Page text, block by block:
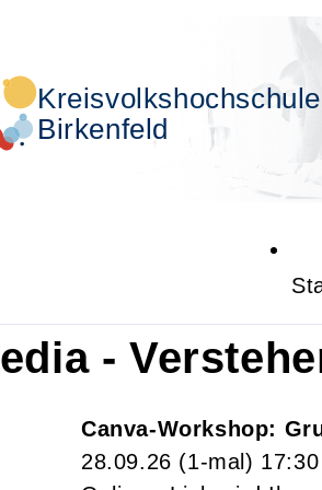
Kreisvolkshochschule
Birkenfeld
-
Canva-Workshop:
28.09.26 (1-mal) 17:30